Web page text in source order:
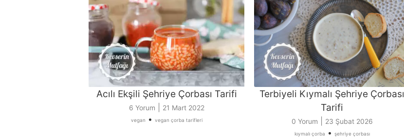
Acılı Ekşili Şehriye Çorbası Tarifi
6 Yorum 21 Mart 2022
vegan • vegan çorba tarifleri
Terbiyeli Kıymalı Şehriye Çorbası
Tarifi
0 Yorum 23 Şubat 2026
kıymalı çorba • şehriye çorbası